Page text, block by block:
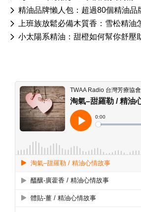
精油品牌懶人包：超過80個精油品
上班族放鬆必備木質香：雪松精油
小太陽系精油：甜橙如何幫你舒壓